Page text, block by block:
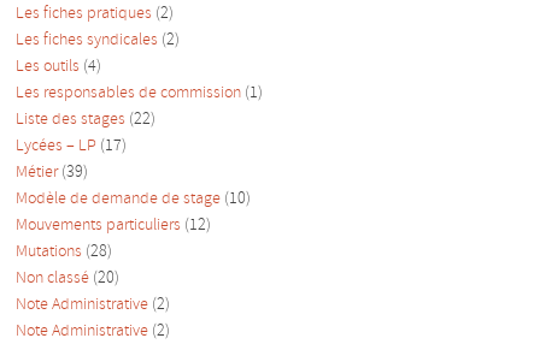
Les fiches pratiques (2)
Les fiches syndicales (2)
Les outils (4)
Les responsables de commission (1)
Liste des stages (22)
Lycées – LP (17)
Métier(39)
Modèle de demande de stage (10)
Mouvements particuliers (12)
Mutations (28)
Non classé (20)
Note Administrative (2)
Note Administrative (2)